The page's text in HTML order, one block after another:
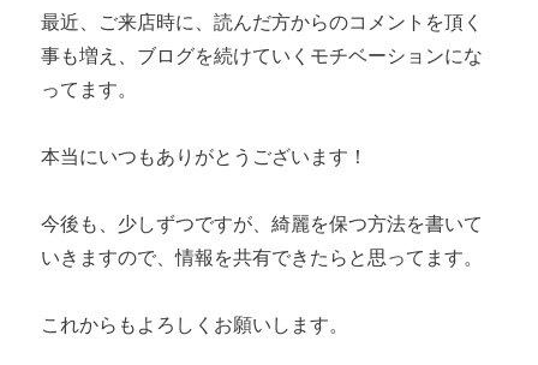
最近、ご来店時に、読んだ方からのコメントを頂く
事も増え、ブログを続けていくモチベーションにな
ってます。
本当にいつもありがとうございます！
今後も、少しずつですが、綺麗を保つ方法を書いて
いきますので、情報を共有できたらと思ってます。
これからもよろしくお願いします。